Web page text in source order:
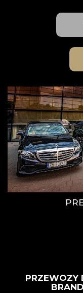
PRZEWOZY